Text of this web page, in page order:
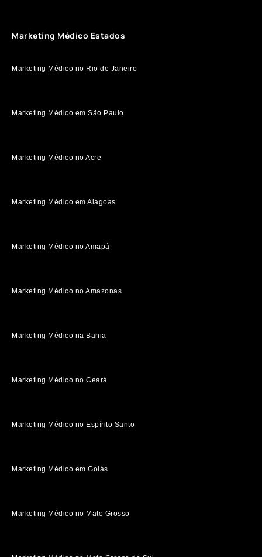
Marketing Médico Estados
Marketing Médico no Rio de Janeiro
Marketing Médico em São Paulo
Marketing Médico no Acre
Marketing Médico em Alagoas
Marketing Médico no Amapá
Marketing Médico no Amazonas
Marketing Médico na Bahia
Marketing Médico no Ceará
Marketing Médico no Espírito Santo
Marketing Médico em Goiás
Marketing Médico no Mato Grosso